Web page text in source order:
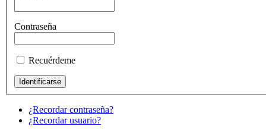
Contraseña
Recuérdeme
¿Recordar contraseña?
¿Recordar usuario?